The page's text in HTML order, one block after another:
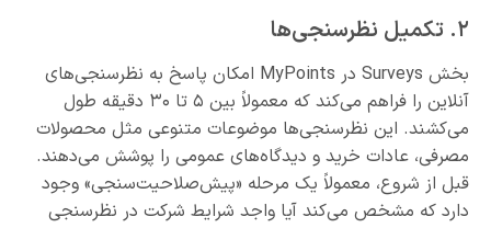
۲. تکمیل نظرسنجی‌ها
بخش Surveys در MyPoints امکان پاسخ به نظرسنجی‌های
آنلاین را فراهم می‌کند که معمولاً بین ۵ تا ۳۰ دقیقه طول
می‌کشند. این نظرسنجی‌ها موضوعات متنوعی مثل محصولات
مصرفی، عادات خرید و دیدگاه‌های عمومی را پوشش می‌دهند.
قبل از شروع، معمولاً یک مرحله «پیش‌صلاحیت‌سنجی» وجود
دارد که مشخص می‌کند آیا واجد شرایط شرکت در نظرسنجی